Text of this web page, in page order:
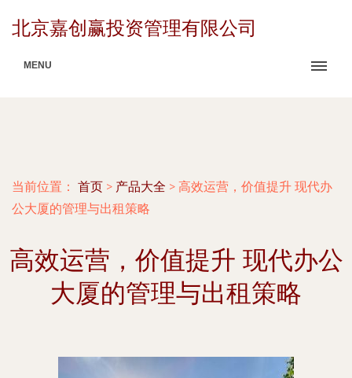
北京嘉创赢投资管理有限公司
MENU
当前位置： 首页 > 产品大全 > 高效运营，价值提升 现代办
公大厦的管理与出租策略
高效运营，价值提升 现代办公
大厦的管理与出租策略